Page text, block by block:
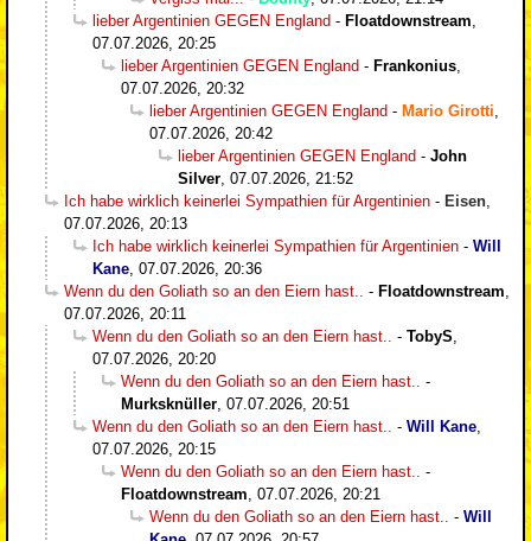
lieber Argentinien GEGEN England - Floatdownstream,
07.07.2026, 20:25
lieber Argentinien GEGEN England - Frankonius,
07.07.2026, 20:32
lieber Argentinien GEGEN England - Mario Girotti,
07.07.2026, 20:42
lieber Argentinien GEGEN England - John
Silver, 07.07.2026, 21:52
Ich habe wirklich keinerlei Sympathien für Argentinien - Eisen,
07.07.2026, 20:13
Ich habe wirklich keinerlei Sympathien für Argentinien - Will
Kane, 07.07.2026, 20:36
Wenn du den Goliath so an den Eiern hast.. - Floatdownstream,
07.07.2026, 20:11
Wenn du den Goliath so an den Eiern hast.. - TobyS,
07.07.2026, 20:20
Wenn du den Goliath so an den Eiern hast.. -
Murksknüller, 07.07.2026, 20:51
Wenn du den Goliath so an den Eiern hast.. - Will Kane,
07.07.2026, 20:15
Wenn du den Goliath so an den Eiern hast.. -
Floatdownstream, 07.07.2026, 20:21
Wenn du den Goliath so an den Eiern hast.. - Will